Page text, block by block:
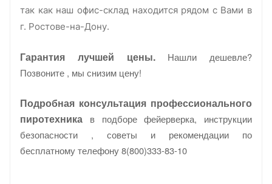
так как наш офис-склад находится рядом с Вами в
г. Ростове-на-Дону.
Гарантия лучшей цены.
Нашли дешевле?
Позвоните , мы снизим цену!
Подробная консультация профессионального
пиротехника
в подборе фейерверка, инструкции
безопасности , советы и рекомендации по
бесплатному телефону 8(800)333-83-10